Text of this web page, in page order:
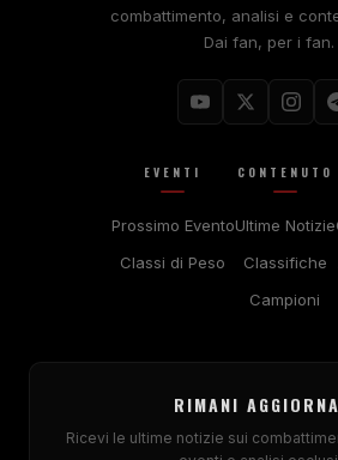
combattimento, analisi e
Dai fan, per i fan.
EVENTI
Prossimo Evento
Classi di Peso
CONTENUTO
Ultime Notizie
Classifiche
Campioni
RIMANI
Ricevi le ultime notizie sui